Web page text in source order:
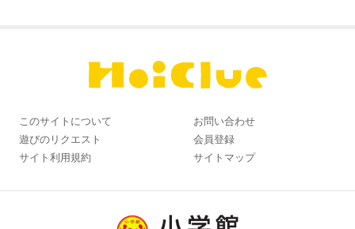
このサイトについて
お問い合わせ
遊びのリクエスト
会員登録
サイト利用規約
サイトマップ